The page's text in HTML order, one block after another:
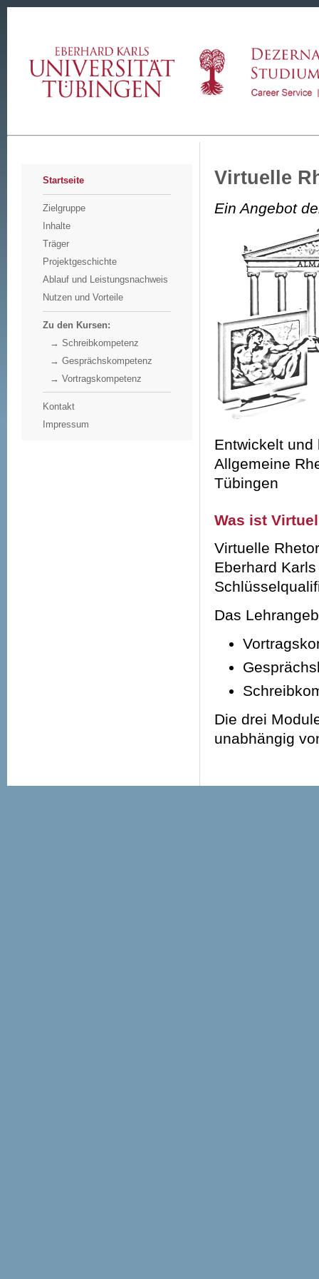
Startseite
Zielgruppe
Inhalte
Träger
Projektgeschichte
Ablauf und Leistungsnachweis
Nutzen und Vorteile
Zu den Kursen:
→ Schreibkompetenz
→ Gesprächskompetenz
→ Vortragskompetenz
Kontakt
Impressum
Virtuelle
Ein Angebot
Entwickelt und
Allgemeine
Tübingen
Was ist
Virtuelle
Eberhard
Das
Die drei
unabhängig